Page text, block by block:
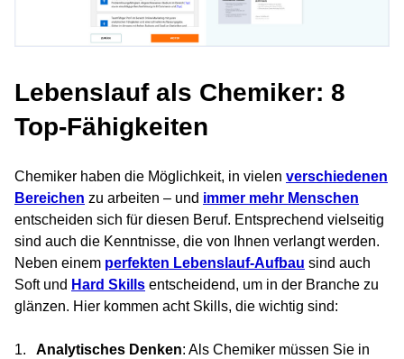
Lebenslauf als Chemiker: 8
Top-Fähigkeiten
Chemiker haben die Möglichkeit, in vielen verschiedenen
Bereichen zu arbeiten – und immer mehr Menschen
entscheiden sich für diesen Beruf. Entsprechend vielseitig
sind auch die Kenntnisse, die von Ihnen verlangt werden.
Neben einem perfekten Lebenslauf-Aufbau sind auch
Soft und Hard Skills entscheidend, um in der Branche zu
glänzen. Hier kommen acht Skills, die wichtig sind:
Analytisches Denken: Als Chemiker müssen Sie in